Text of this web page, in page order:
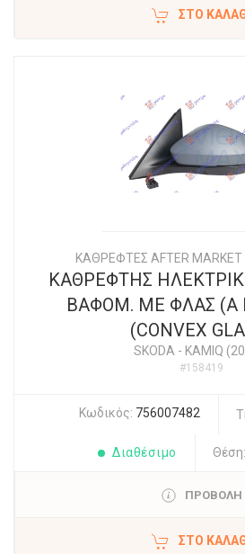
ΣΤΟ
ΚΑΘΡΕΦΤΕΣ AFTER
ΚΑΘΡΕΦΤΗΣ
ΒΑΦΟΜ. ΜΕ ΦΛΑΣ (Α
(CONVEX
SKODA - KAMIQ
#158419
Κωδικός: 756007482
Διαθέσιμο Θέση:
ΠΡΟΒΟΛΗ
ΣΤΟ